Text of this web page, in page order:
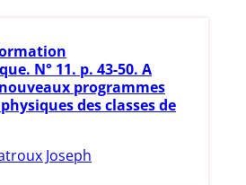
N° 11. p. 43-50. A
programmes
des classes de
Joseph